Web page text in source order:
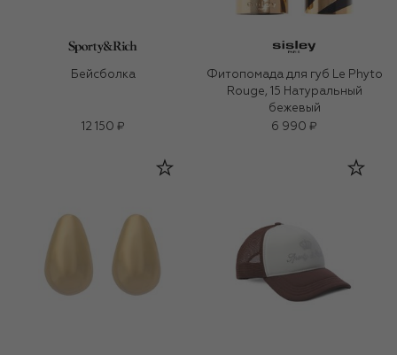
Бейсболка
12 150 ₽
Фитопомада для губ Le Phyto
Rouge, 15 Натуральный
бежевый
6 990 ₽